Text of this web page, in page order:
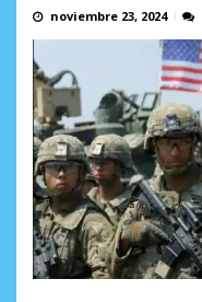
noviembre 23, 2024